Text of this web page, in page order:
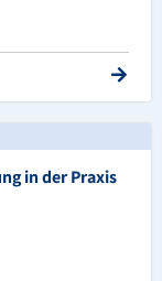
in der Praxis